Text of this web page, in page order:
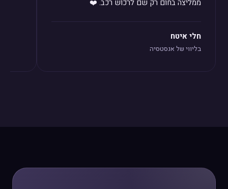
ממליצה בחום רק שם לרכוש רכב. ❤️
חלי איטח
בליווי של אנסטסיה